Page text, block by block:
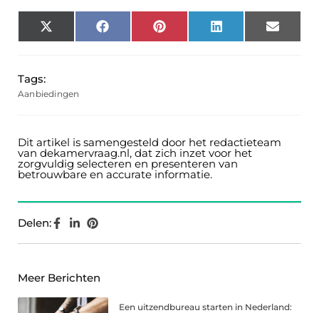
X
(Twitter)
FacebookPinterest LinkedIn Email
Tags:
Aanbiedingen
Dit artikel is samengesteld door het redactieteam
van dekamervraag.nl, dat zich inzet voor het
zorgvuldig selecteren en presenteren van
betrouwbare en accurate informatie.
Delen:
Meer Berichten
Een uitzendbureau starten in Nederland: